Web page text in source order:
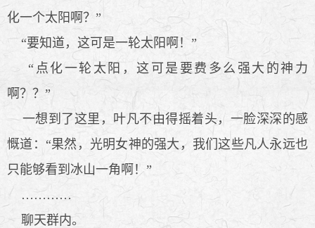
化一个太阳啊？”
“要知道，这可是一轮太阳啊！”
“点化一轮太阳，这可是要费多么强大的神力
啊？？”
一想到了这里，叶凡不由得摇着头，一脸深深的感
慨道：“果然，光明女神的强大，我们这些凡人永远也
只能够看到冰山一角啊！”
…………
聊天群内。